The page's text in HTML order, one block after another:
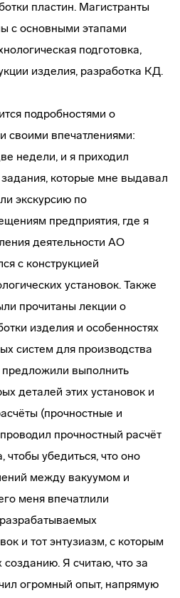
пластин. Магистранты
с основными этапами
подготовка,
изделия, разработка КД.
подробностями о
своими впечатлениями:
недели, и я приходил
которые мне выдавал
экскурсию по
предприятия, где я
деятельности АО
с конструкцией
установок. Также
прочитаны лекции о
изделия и особенностях
систем для производства
выполнить
деталей этих установок и
(прочностные и
прочностный расчёт
чтобы убедиться, что оно
между вакуумом и
меня впечатлили
и тот энтузиазм, с которым
созданию. Я считаю, что за
огромный опыт, напрямую